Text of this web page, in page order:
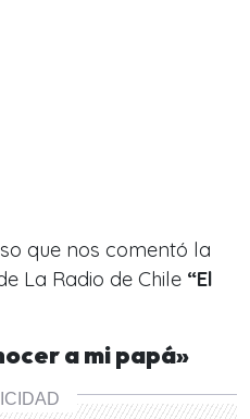
que nos comentó la
La Radio de Chile “El
a mi papá»